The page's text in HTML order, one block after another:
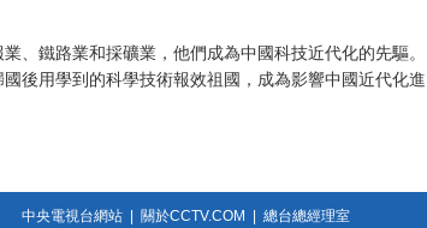
、鐵路業和採礦業，他們成為中國科技近代化的先驅。
後用學到的科學技術報效祖國，成為影響中國近代化進
中央電視台網站| 關於CCTV.COM 總台總經理室